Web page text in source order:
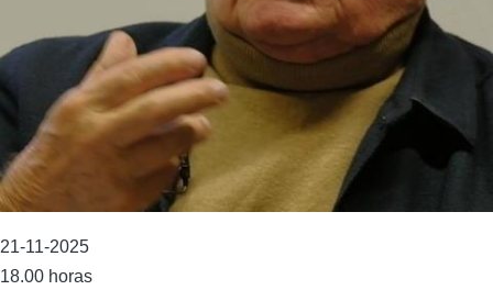
21-11-2025
18.00 horas